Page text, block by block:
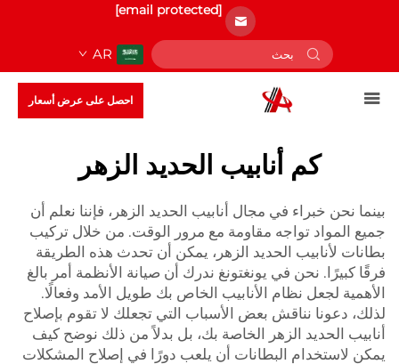
[email protected]
AR
احصل على عرض أسعار
كم أنابيب الحديد الزهر
بينما نحن خبراء في مجال أنابيب الحديد الزهر، فإننا نعلم أن
جميع المواد تواجه مقاومة مع مرور الوقت. من خلال تركيب
بطانات لأنابيب الحديد الزهر، يمكن أن تحدث هذه الطريقة
فرقًا كبيرًا. نحن في يونغتونغ ندرك أن صيانة الأنظمة أمر بالغ
الأهمية لجعل نظام الأنابيب الخاص بك طويل الأمد وفعالًا.
لذلك، دعونا نناقش بعض الأسباب التي تجعلك لا تقوم بإصلاح
أنابيب الحديد الزهر الخاصة بك، بل بدلاً من ذلك نوضح كيف
يمكن لاستخدام البطانات أن يلعب دورًا في إصلاح المشكلات